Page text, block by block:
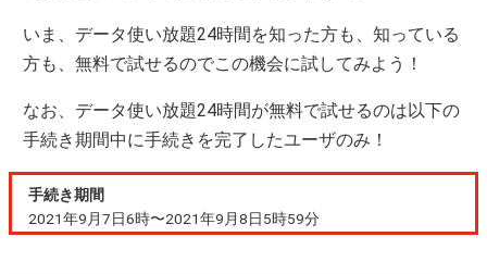
いま、データ使い放題24時間を知った方も、知っている
方も、無料で試せるのでこの機会に試してみよう！
なお、データ使い放題24時間が無料で試せるのは以下の
手続き期間中に手続きを完了したユーザのみ！
手続き期間
2021年9月7日6時〜2021年9月8日5時59分